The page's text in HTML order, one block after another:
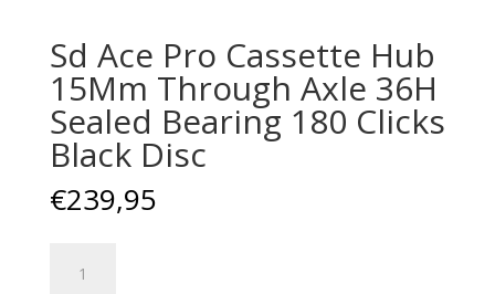
Sd Ace Pro Cassette Hub
15Mm Through Axle 36H
Sealed Bearing 180 Clicks
Black Disc
€239,95